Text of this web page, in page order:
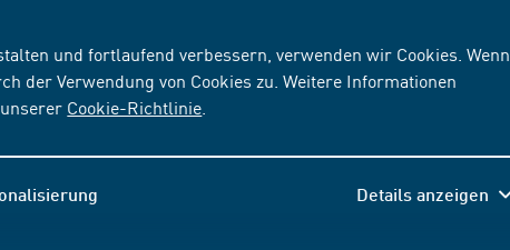
und fortlaufend verbessern, verwenden wir Cookies. Wenn
der Verwendung von Cookies zu. Weitere Informationen
Cookie-Richtlinie
Details anzeigen